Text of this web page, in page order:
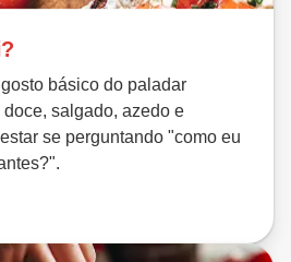
básico do paladar
salgado, azedo e
se perguntando "como eu